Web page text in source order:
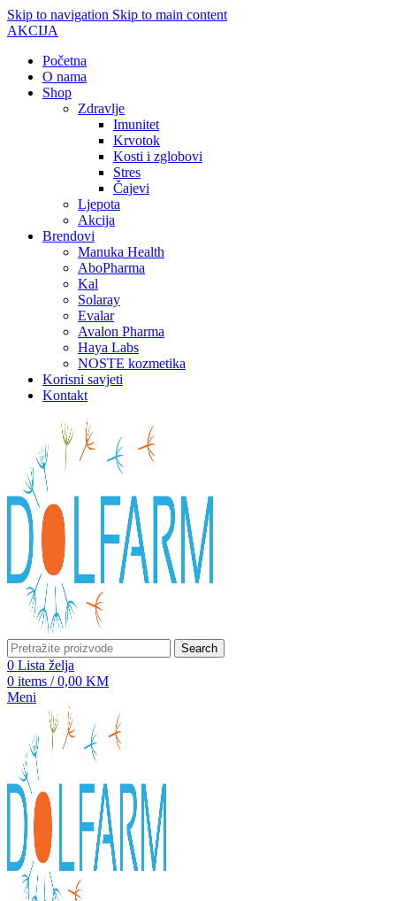
Skip to navigation Skip to main content
AKCIJA
Početna
O nama
Shop
Zdravlje
Imunitet
Krvotok
Kosti i zglobovi
Stres
Čajevi
Ljepota
Akcija
Brendovi
Manuka Health
AboPharma
Kal
Solaray
Evalar
Avalon Pharma
Haya Labs
NOSTE kozmetika
Korisni savjeti
Kontakt
Search
0 Lista želja
0 items / 0,00 KM
Meni